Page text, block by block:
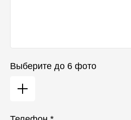
Выберите до 6 фото